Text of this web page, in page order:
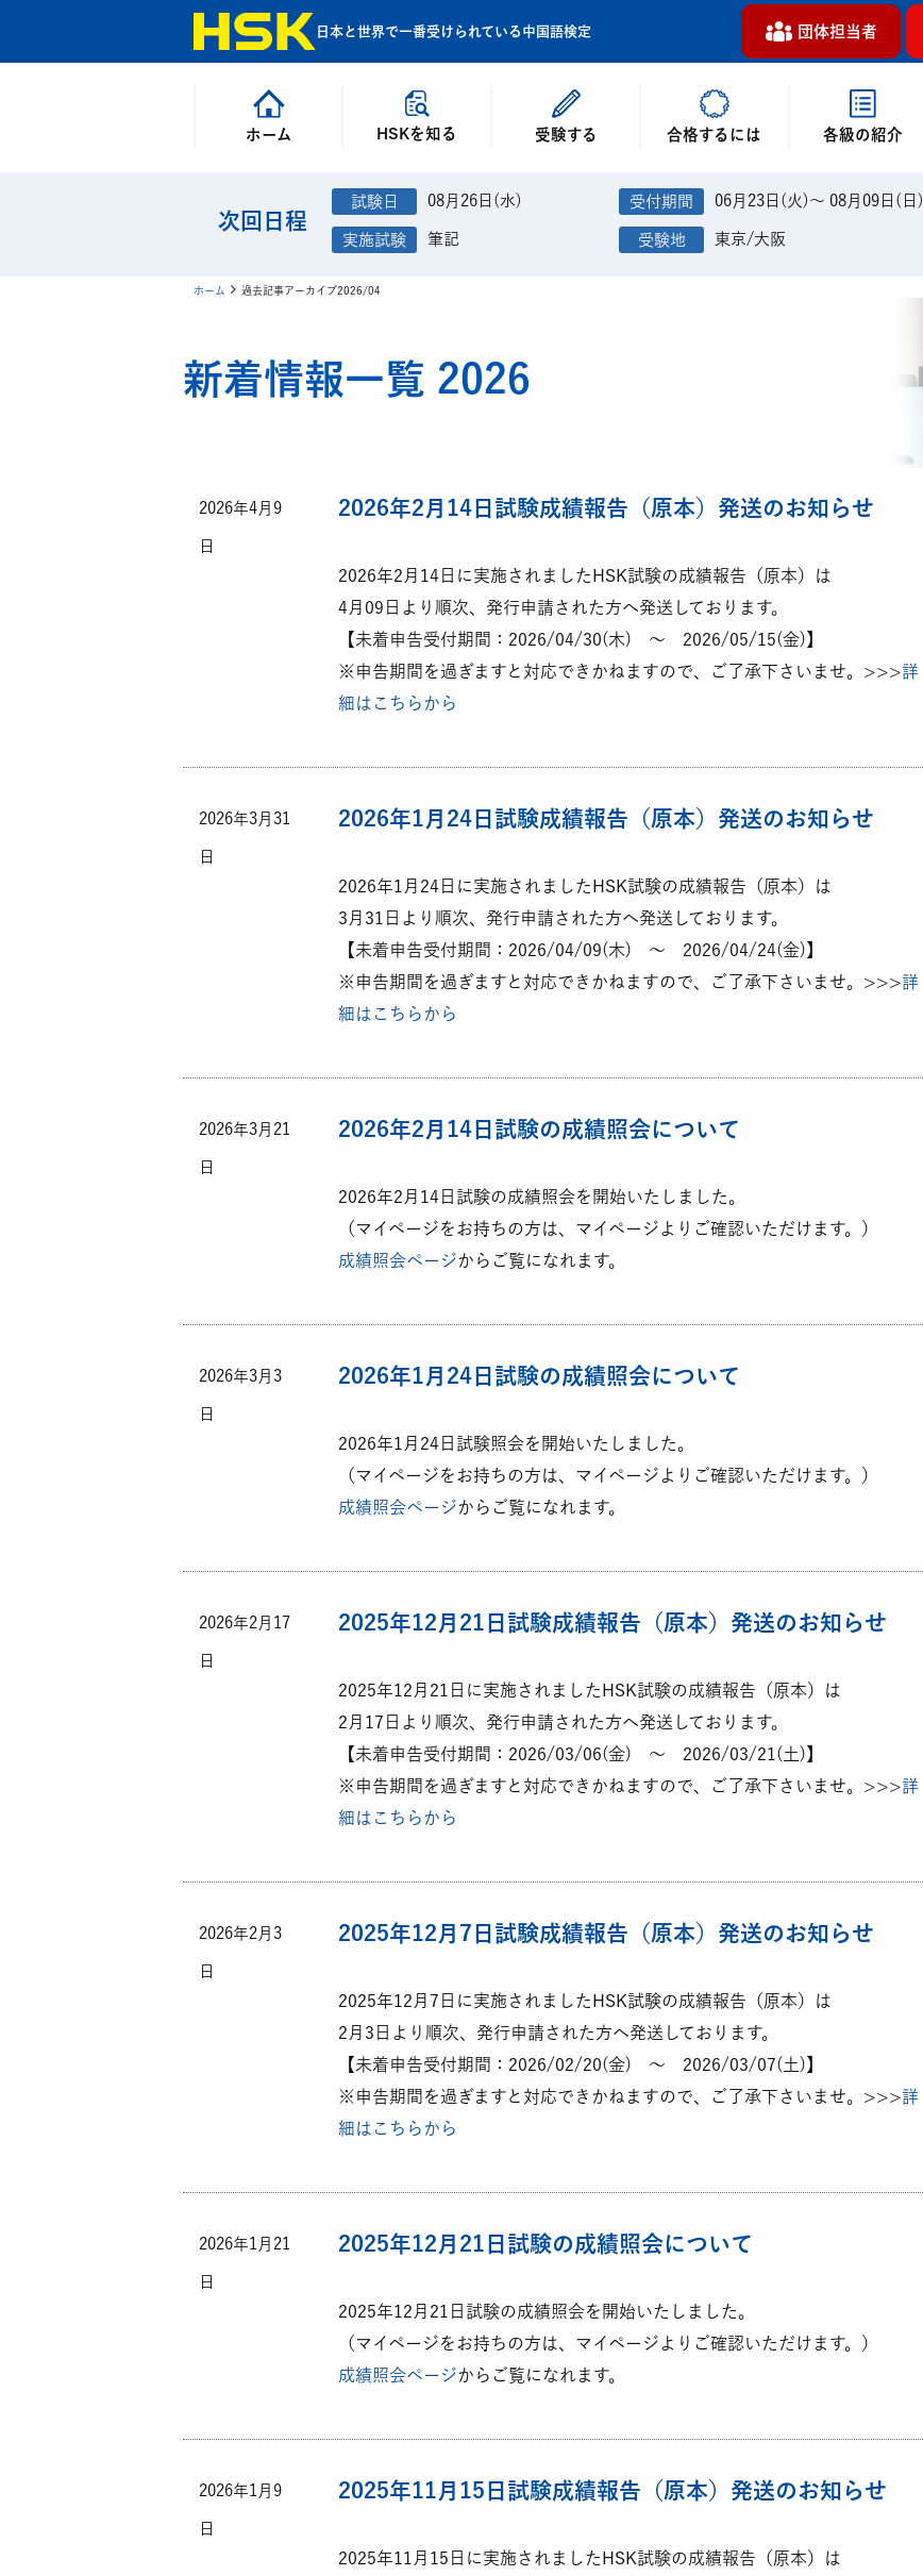
日本と世界で一番受けられている中国語検定 団体担当者
ホーム HSKを知る 受験する 合格するには 各級の紹介
次回日程
08月26日(水) 06月23日(火)～ 08月09日(日)
筆記 東京/大阪
ホーム 過去記事アーカイブ2026/04
新着情報一覧 2026
2026年4月9
日
2026年2月14日試験成績報告（原本）発送のお知らせ
2026年2月14日に実施されましたHSK試験の成績報告（原本）は
4月09日より順次、発行申請された方へ発送しております。
【未着申告受付期間：2026/04/30(木) ～ 2026/05/15(金)】
※申告期間を過ぎますと対応できかねますので、ご了承下さいませ。>>>詳
細はこちらから
2026年3月31
日
2026年1月24日試験成績報告（原本）発送のお知らせ
2026年1月24日に実施されましたHSK試験の成績報告（原本）は
3月31日より順次、発行申請された方へ発送しております。
【未着申告受付期間：2026/04/09(木) ～ 2026/04/24(金)】
※申告期間を過ぎますと対応できかねますので、ご了承下さいませ。>>>詳
細はこちらから
2026年3月21
日
2026年2月14日試験の成績照会について
2026年2月14日試験の成績照会を開始いたしました。
（マイページをお持ちの方は、マイページよりご確認いただけます。）
成績照会ページからご覧になれます。
2026年3月3
日
2026年1月24日試験の成績照会について
2026年1月24日試験照会を開始いたしました。
（マイページをお持ちの方は、マイページよりご確認いただけます。）
成績照会ページからご覧になれます。
2026年2月17
日
2025年12月21日試験成績報告（原本）発送のお知らせ
2025年12月21日に実施されましたHSK試験の成績報告（原本）は
2月17日より順次、発行申請された方へ発送しております。
【未着申告受付期間：2026/03/06(金) ～ 2026/03/21(土)】
※申告期間を過ぎますと対応できかねますので、ご了承下さいませ。>>>詳
細はこちらから
2026年2月3
日
2025年12月7日試験成績報告（原本）発送のお知らせ
2025年12月7日に実施されましたHSK試験の成績報告（原本）は
2月3日より順次、発行申請された方へ発送しております。
【未着申告受付期間：2026/02/20(金) ～ 2026/03/07(土)】
※申告期間を過ぎますと対応できかねますので、ご了承下さいませ。>>>詳
細はこちらから
2026年1月21
日
2025年12月21日試験の成績照会について
2025年12月21日試験の成績照会を開始いたしました。
（マイページをお持ちの方は、マイページよりご確認いただけます。）
成績照会ページからご覧になれます。
2026年1月9
日
2025年11月15日試験成績報告（原本）発送のお知らせ
2025年11月15日に実施されましたHSK試験の成績報告（原本）は